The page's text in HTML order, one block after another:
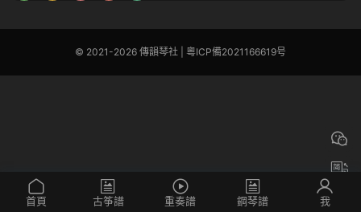
© 2021-2026 傳韻琴社 | 粵ICP備2021166619号
首頁 古筝譜 重奏譜 鋼琴譜 我